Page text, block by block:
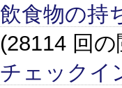
飲食物の持
(28114 回
チェックイ